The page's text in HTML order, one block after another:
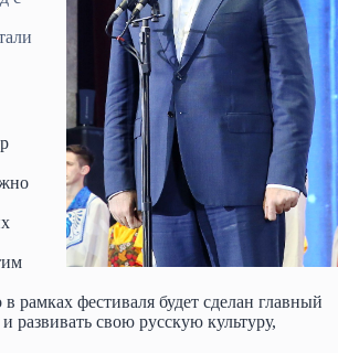
рамках фестиваля будет сделан главный
свою русскую культуру,